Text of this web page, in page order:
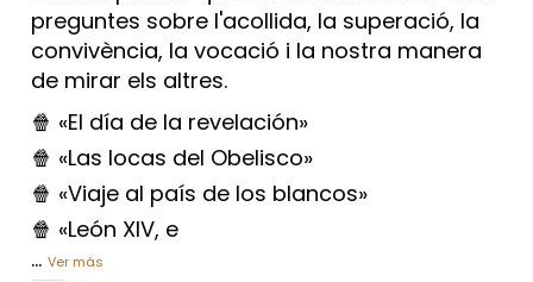
preguntes sobre l'acollida, la superació, la
convivència, la vocació i la nostra manera
de mirar els altres.
🍿 «El día de la revelación»
🍿 «Las locas del Obelisco»
🍿 «Viaje al país de los blancos»
🍿 «León XIV, e
... Ver más